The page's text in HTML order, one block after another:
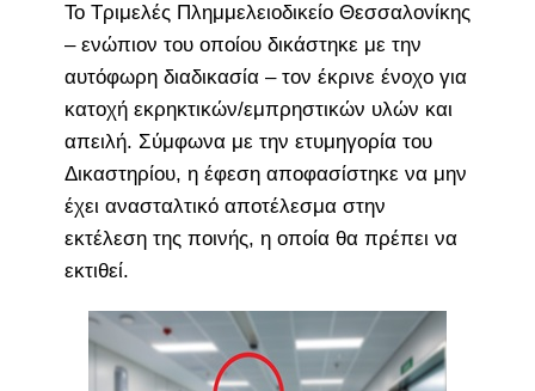
Το Τριμελές Πλημμελειοδικείο Θεσσαλονίκης
– ενώπιον του οποίου δικάστηκε με την
αυτόφωρη διαδικασία – τον έκρινε ένοχο για
κατοχή εκρηκτικών/εμπρηστικών υλών και
απειλή. Σύμφωνα με την ετυμηγορία του
Δικαστηρίου, η έφεση αποφασίστηκε να μην
έχει ανασταλτικό αποτέλεσμα στην
εκτέλεση της ποινής, η οποία θα πρέπει να
εκτιθεί.